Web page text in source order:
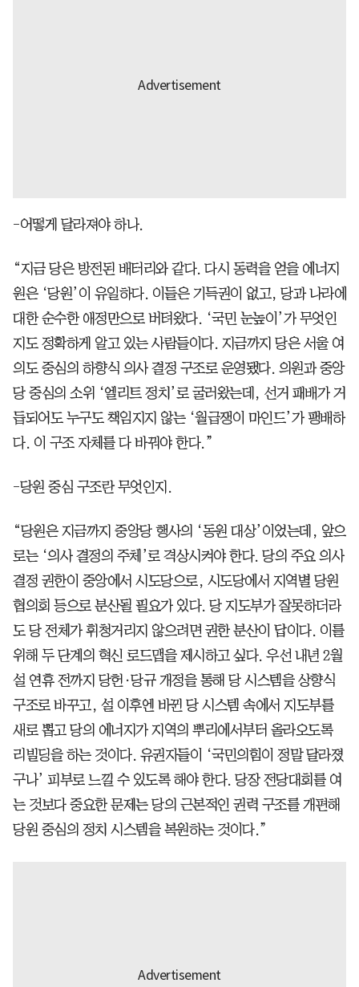
-어떻게 달라져야 하나.
“지금 당은 방전된 배터리와 같다. 다시 동력을 얻을 에너지
원은 ‘당원’이 유일하다. 이들은 기득권이 없고, 당과 나라에
대한 순수한 애정만으로 버텨왔다. ‘국민 눈높이’가 무엇인
지도 정확하게 알고 있는 사람들이다. 지금까지 당은 서울 여
의도 중심의 하향식 의사 결정 구조로 운영됐다. 의원과 중앙
당 중심의 소위 ‘엘리트 정치’로 굴러왔는데, 선거 패배가 거
듭되어도 누구도 책임지지 않는 ‘월급쟁이 마인드’가 팽배하
다. 이 구조 자체를 다 바꿔야 한다.”
-당원 중심 구조란 무엇인지.
“당원은 지금까지 중앙당 행사의 ‘동원 대상’이었는데, 앞으
로는 ‘의사 결정의 주체’로 격상시켜야 한다. 당의 주요 의사
결정 권한이 중앙에서 시도당으로, 시도당에서 지역별 당원
협의회 등으로 분산될 필요가 있다. 당 지도부가 잘못하더라
도 당 전체가 휘청거리지 않으려면 권한 분산이 답이다. 이를
위해 두 단계의 혁신 로드맵을 제시하고 싶다. 우선 내년 2월
설 연휴 전까지 당헌·당규 개정을 통해 당 시스템을 상향식
구조로 바꾸고, 설 이후엔 바뀐 당 시스템 속에서 지도부를
새로 뽑고 당의 에너지가 지역의 뿌리에서부터 올라오도록
리빌딩을 하는 것이다. 유권자들이 ‘국민의힘이 정말 달라졌
구나’ 피부로 느낄 수 있도록 해야 한다. 당장 전당대회를 여
는 것보다 중요한 문제는 당의 근본적인 권력 구조를 개편해
당원 중심의 정치 시스템을 복원하는 것이다.”